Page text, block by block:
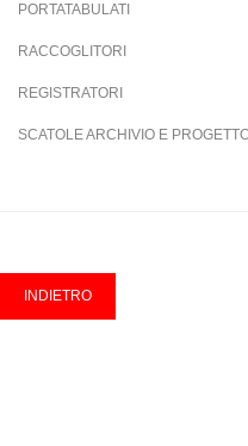
PORTATABULATI
RACCOGLITORI
REGISTRATORI
SCATOLE ARCHIVIO E